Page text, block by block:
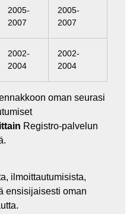
2005-
2007
2005-
2007
2002-
2004
2002-
2004
oman seurasi
Registro-palvelun
ilmoittautumisista,
ensisijaisesti oman